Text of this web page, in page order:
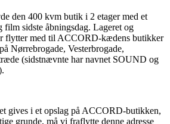
den 400 kvm butik i 2 etager med et
sidste åbningsdag. Lageret og
flytter med til ACCORD-kædens butikker
Nørrebrogade, Vesterbrogade,
(sidstnævnte har navnet SOUND og
gives i et opslag på ACCORD-butikken,
grunde, må vi fraflytte denne adresse